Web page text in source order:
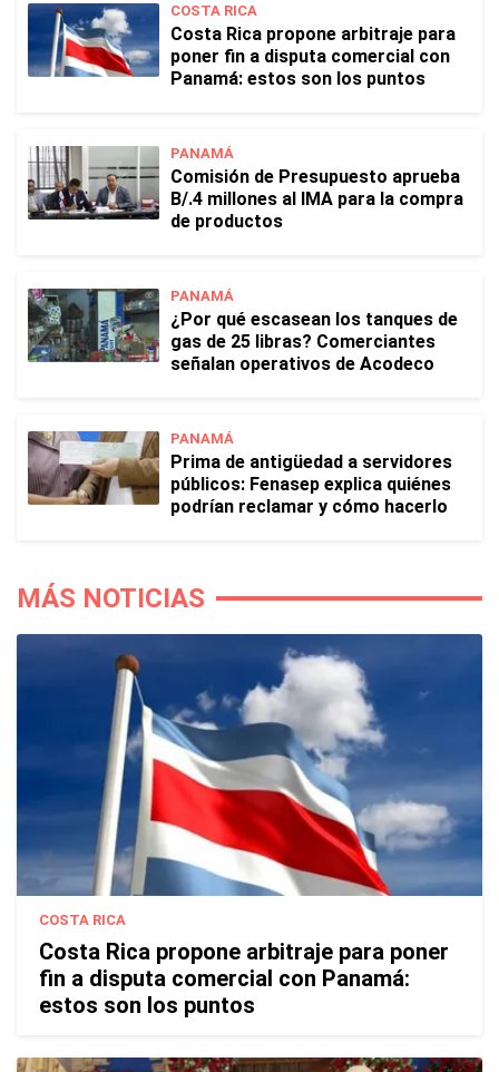
COSTA RICA
Costa Rica propone arbitraje para
poner fin a disputa comercial con
Panamá: estos son los puntos
PANAMÁ
Comisión de Presupuesto aprueba
B/.4 millones al IMA para la compra
de productos
PANAMÁ
¿Por qué escasean los tanques de
gas de 25 libras? Comerciantes
señalan operativos de Acodeco
PANAMÁ
Prima de antigüedad a servidores
públicos: Fenasep explica quiénes
podrían reclamar y cómo hacerlo
MÁS NOTICIAS
COSTA RICA
Costa Rica propone arbitraje para poner
fin a disputa comercial con Panamá:
estos son los puntos